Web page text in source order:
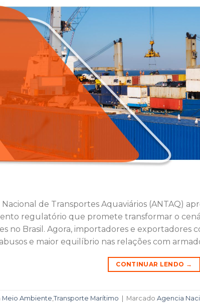
Nacional de Transportes Aquaviários (ANTAQ)
regulatório que promete transformar o
no Brasil. Agora, importadores e exportadores
e maior equilíbrio nas relações com
CONTINUAR LENDO →
Meio Ambiente,Transporte Marítimo Marcado Agencia